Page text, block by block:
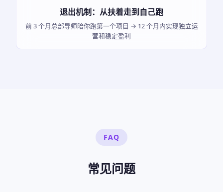
退出机制：从扶着走到自己跑
前 3 个月总部导师陪你跑第一个项目 → 12 个月内实现独立运
营和稳定盈利
FAQ
常见问题